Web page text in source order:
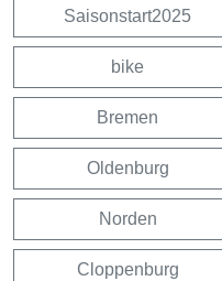
Saisonstart2025
bike
Bremen
Oldenburg
Norden
Cloppenburg